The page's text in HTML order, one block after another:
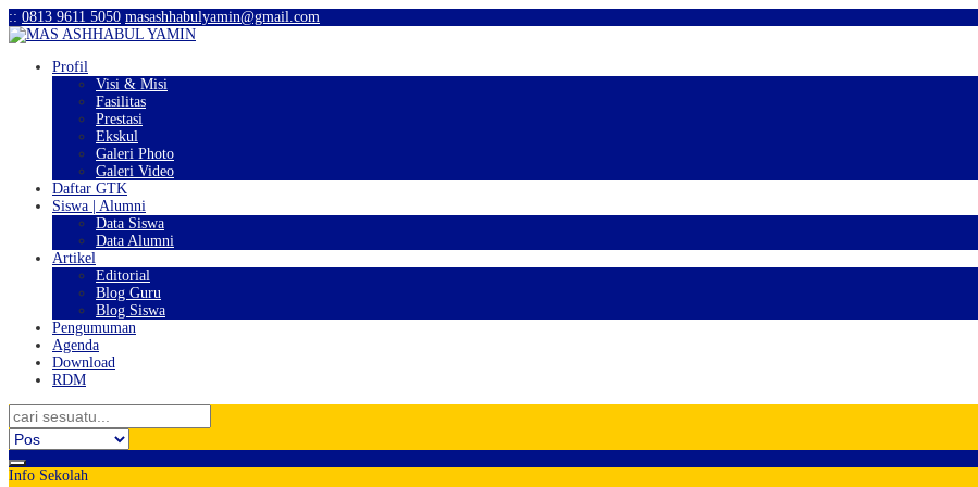
:: 0813 9611 5050 masashhabulyamin@gmail.com
Profil
Visi & Misi
Fasilitas
Prestasi
Ekskul
Galeri Photo
Galeri Video
Daftar GTK
Siswa | Alumni
Data Siswa
Data Alumni
Artikel
Editorial
Blog Guru
Blog Siswa
Pengumuman
Agenda
Download
RDM
Info Sekolah